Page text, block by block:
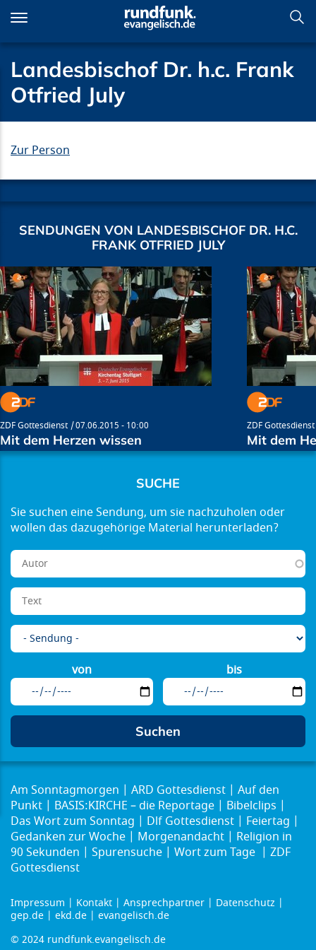
zum
Inhalt
Landesbischof Dr. h.c. Frank
Otfried July
Zur Person
SENDUNGEN VON LANDESBISCHOF DR. H.C.
FRANK OTFRIED JULY
ZDF Gottesdienst 07.06.2015 - 10:00
Mit dem Herzen wissen
ZDF Gottesdienst
Mit dem
SUCHE
von bis
Am Sonntagmorgen ARD Gottesdienst
Auf den
Punkt
BASIS:KIRCHE – die Reportage
Bibelclips
Das Wort zum Sonntag
Dlf Gottesdienst
Feiertag
Gedanken zur Woche
Morgenandacht
Religion in
90 Sekunden
Spurensuche Wort zum Tage
ZDF
Gottesdienst
Footer
menu
Impressum Kontakt Ansprechpartner
Datenschutz
gep.de
ekd.de
evangelisch.de
© 2024 rundfunk.evangelisch.de